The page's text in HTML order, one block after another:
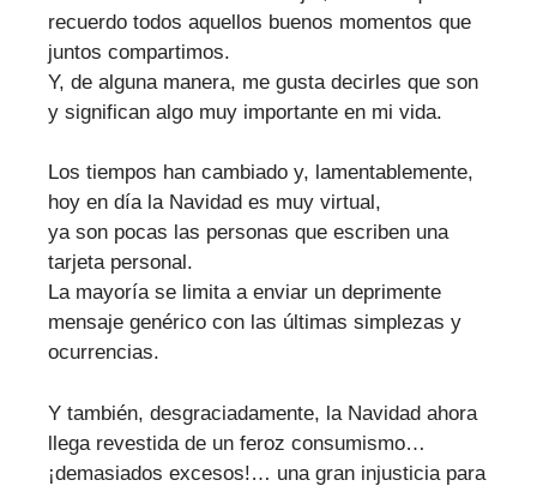
recuerdo todos aquellos buenos momentos que
juntos compartimos.
Y, de alguna manera, me gusta decirles que son
y significan algo muy importante en mi vida.
Los tiempos han cambiado y, lamentablemente,
hoy en día la Navidad es muy virtual,
ya son pocas las personas que escriben una
tarjeta personal.
La mayoría se limita a enviar un deprimente
mensaje genérico con las últimas simplezas y
ocurrencias.
Y también, desgraciadamente, la Navidad ahora
llega revestida de un feroz consumismo…
¡demasiados excesos!… una gran injusticia para